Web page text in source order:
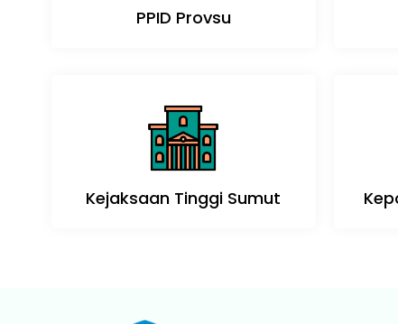
PPID Provsu
Kejaksaan Tinggi Sumut